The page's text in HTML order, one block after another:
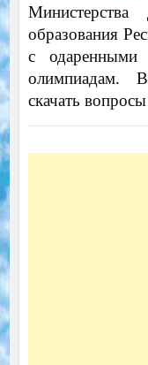
образования
с
олимпиадам.
скачать